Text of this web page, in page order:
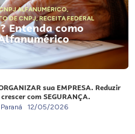
ALFANUMÉRICO,
DE CNPJ,RECEITA FEDERAL
Entenda como
sua EMPRESA. Reduzir
com SEGURANÇA.
12/05/2026